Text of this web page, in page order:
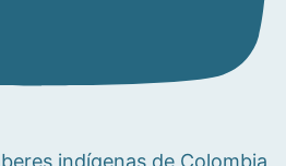
indígenas de Colombia